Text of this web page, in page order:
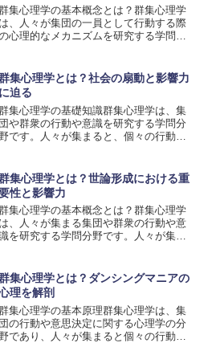
集心理学の基本概念とは？群集心理学
は、人々が集団の一員として行動する際
心理的なメカニズムを研究する学問分
することがあります。群集心理学は、
このような集団行動の背後に...
集心理学とは？社会の扇動と影響力
に迫る
集心理学の基礎知識群集心理学は、集
団や群衆の行動や意識を研究する学問分
野です。人々が集まると、個々の行動や
な社会現象を科学的に分析し、理解す
ための重要なツールとな...
集心理学とは？世論形成における重
性と影響力
集心理学の基本概念とは？群集心理学
は、人々が集まる集団や群衆の行動や意
を研究する学問分野です。人々が集ま
、このような集団の特性やメカニズム
を理解することで、世論形...
集心理学とは？ダンシングマニアの
理を解剖
集心理学の基本原理群集心理学は、集
団の行動や意思決定に関する心理学の分
野であり、人々が集まると個々の行動や